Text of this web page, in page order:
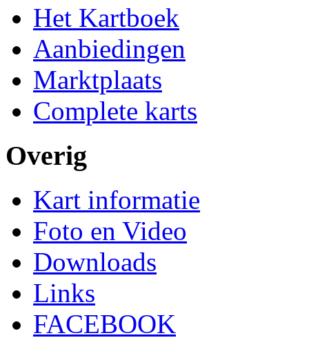
Het Kartboek
Aanbiedingen
Marktplaats
Complete karts
Overig
Kart informatie
Foto en Video
Downloads
Links
FACEBOOK